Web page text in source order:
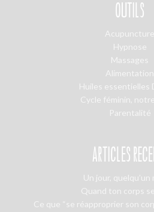
OUTILS
Acupuncture
Hypnose
Massages
Alimentation
Huiles essentielles
Cycle féminin,
Parentalité
ARTICLES
Un jour, quelqu’un
Quand ton corps
Ce que “se réapproprier son